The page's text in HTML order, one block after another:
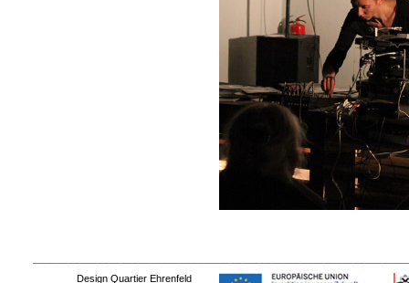
Design Quartier Ehrenfeld